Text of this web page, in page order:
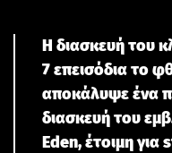
έρχεται στους
CINEMA
Η διασκευή του
7 επεισόδια το
αποκάλυψε ένα
διασκευή του
Eden, έτοιμη